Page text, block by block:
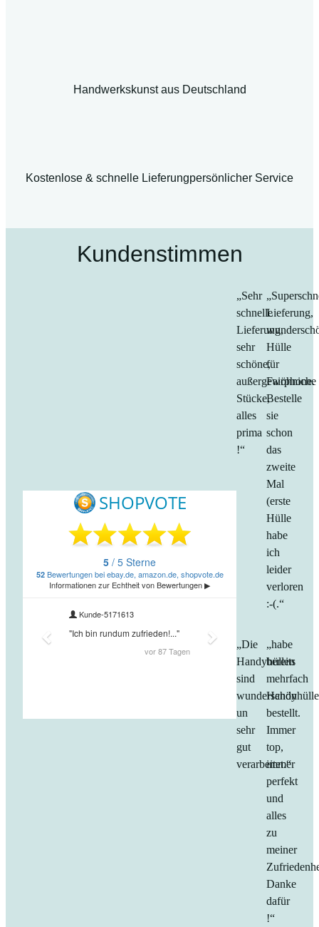
Handwerkskunst aus Deutschland
Kostenlose & schnelle Lieferungpersönlicher Service
Kundenstimmen
„Sehr
schnelle
Lieferung,
sehr
schöne,
außergewöhniche
Stücke,
alles
prima
!“
Lieferung,
Hülle
für
Fairphone.
Bestelle
sie
schon
das
zweite
Mal
(erste
Hülle
habe
ich
leider
verloren
:-(.“
„Die
Handyhüllen
sind
wunderschön
un
sehr
gut
verarbeitet.“
„habe
bereits
mehrfach
bestellt.
Immer
top,
immer
perfekt
und
alles
zu
meiner
Danke
dafür
!“